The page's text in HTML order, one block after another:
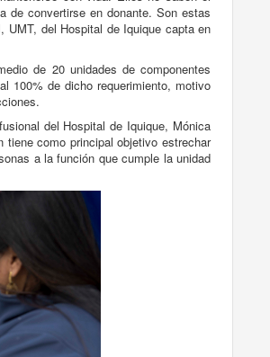
de convertirse en donante. Son estas
UMT, del Hospital de Iquique capta en
de 20 unidades de componentes
100% de dicho requerimiento, motivo
del Hospital de Iquique, Mónica
como principal objetivo estrechar
a la función que cumple la unidad